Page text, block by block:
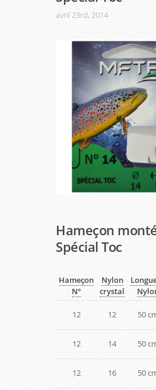
avril 23rd, 2014
Hameçon
Spécial Toc
Hameçon
N°
Nylon
crystal
12 12 50
12 14 50
12 16 50